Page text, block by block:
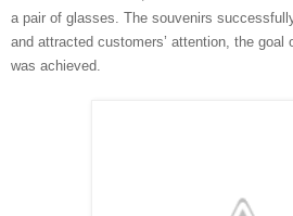
a pair of glasses. The souvenirs
and attracted customers’ attention, the goal
was achieved.